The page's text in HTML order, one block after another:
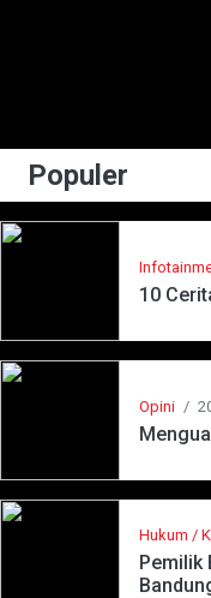
Populer
10
Opini /
Hukum /
Pemilik